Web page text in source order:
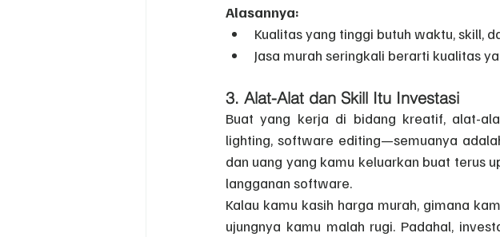
Alasannya:
Kualitas yang tinggi butuh waktu, skill,
Jasa murah seringkali berarti kualitas
3. Alat-Alat dan Skill Itu Investasi
Buat yang kerja di bidang kreatif, alat-
lighting, software editing—semuanya
dan uang yang kamu keluarkan buat terus
langganan software.
Kalau kamu kasih harga murah, gimana
ujungnya kamu malah rugi. Padahal,